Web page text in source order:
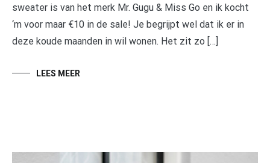
sweater is van het merk Mr. Gugu & Miss Go en ik kocht
‘m voor maar €10 in de sale! Je begrijpt wel dat ik er in
deze koude maanden in wil wonen. Het zit zo […]
LEES MEER